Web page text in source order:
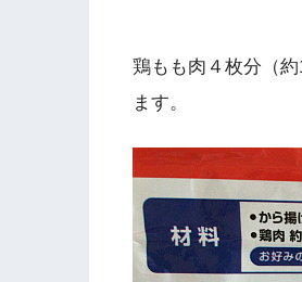
鶏もも肉４枚分（
ます。